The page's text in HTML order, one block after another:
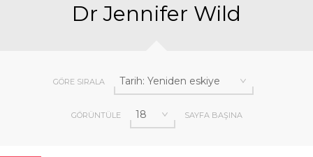
Dr Jennifer Wild
GÖRE SIRALA
GÖRÜNTÜLE SAYFA BAŞINA